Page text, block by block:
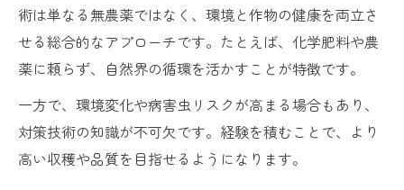
術は単なる無農薬ではなく、環境と作物の健康を両立さ
せる総合的なアプローチです。たとえば、化学肥料や農
薬に頼らず、自然界の循環を活かすことが特徴です。
一方で、環境変化や病害虫リスクが高まる場合もあり、
対策技術の知識が不可欠です。経験を積むことで、より
高い収穫や品質を目指せるようになります。